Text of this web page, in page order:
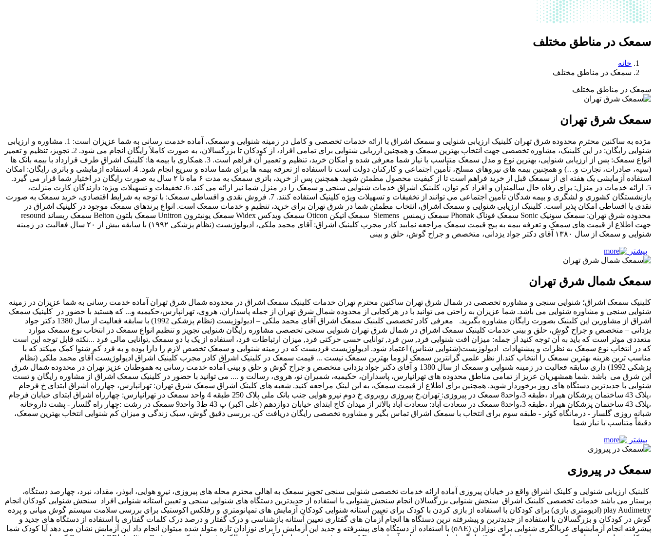
سمعک در مناطق مختلف
خانه
سمعک در مناطق مختلف
سمعک در مناطق مختلف
سمعک شرق تهران
مژده به ساکنین محترم محدوده شرق تهران کلینیک ارزیابی شنوایی و سمعک اشراق با ارائه خدمات تخصصی و کامل در زمینه شنوایی و سمعک، آماده خدمت رسانی به شما عزیزان است: 1. مشاوره و ارزیابی
شنوایی رایگان: در این کلینیک، مشاوره تخصصی جهت انتخاب بهترین سمعک و همچنین ارزیابی شنوایی برای تمامی افراد، از کودکان تا بزرگسالان، به صورت کاملاً رایگان انجام می شود. 2. تجویز، تنظیم و تعمیر
انواع سمعک: پس از ارزیابی شنوایی، بهترین نوع و مدل سمعک متناسب با نیاز شما معرفی شده و امکان خرید، تنظیم و تعمیر آن فراهم است. 3. همکاری با بیمه ها: کلینیک اشراق طرف قرارداد با بیمه بانک ها
(سپه، صادرات، تجارت و…) و همچنین بیمه های نیروهای مسلح، تأمین اجتماعی و کارکنان دولت است تا استفاده از تعرفه بیمه ها برای شما ساده و سریع انجام شود. 4. استفاده آزمایشی و باتری رایگان: امکان
استفاده آزمایشی یک هفته ای از سمعک قبل از خرید فراهم است تا از کیفیت محصول مطمئن شوید. همچنین پس از خرید، باتری سمعک به مدت ۶ ماه تا ۲ سال به صورت رایگان در اختیار شما قرار می گیرد.
5. ارائه خدمات در منزل: برای رفاه حال سالمندان و افراد کم توان، کلینیک اشراق خدمات شنوایی سنجی و سمعک را در منزل شما نیز ارائه می کند. 6. تخفیفات و تسهیلات ویژه: دارندگان کارت منزلت،
بازنشستگان کشوری و لشگری و بیمه شدگان تأمین اجتماعی می توانند از تخفیفات و تسهیلات ویژه کلینیک استفاده کنند. 7. فروش نقدی و اقساطی سمعک: با توجه به شرایط اقتصادی، خرید سمعک به صورت
نقدی یا اقساطی امکان پذیر است. کلینیک ارزیابی شنوایی و سمعک اشراق، انتخاب مطمئن شما در شرق تهران برای خرید، تنظیم و خدمات سمعک است. انواع برندهای سمعک موجود در کلینیک اشراق در
محدوده شرق تهران: سمعک سونیک Sonic سمعک فوناک Phonak سمعک زیمنس Siemens سمعک اتیکن Oticon سمعک ویدکس Widex سمعک یونیترون Unitron سمعک بلتون Belton سمعک ریساند resound
جهت اطلاع از قیمت های سمعک و تعرفه بیمه به پیج قیمت سمعک مراجعه نمایید کادر مجرب کلینیک اشراق: آقای محمد ملکی، ادیولوژیست (نظام پزشکی ۱۹۹۲) با سابقه بیش از ۲۰ سال فعالیت در زمینه
شنوایی و سمعک از سال ۱۳۸۰ آقای دکتر جواد یزدانی، متخصص و جراح گوش، حلق و بینی
بیشتر
سمعک شمال شرق تهران
کلینیک سمعک اشراق؛ شنوایی سنجی و مشاوره تخصصی در شمال شرق تهران ساکنین محترم تهران خدمات کلینیک سمعک اشراق در محدوده شمال شرق تهران آماده خدمت رسانی به شما عزیزان در زمینه
شنوایی سنجی و مشاوره شنوایی می باشد. شما عزیزان به راحتی می توانید با در هرکجایی از محدوده شمال شرق تهران از جمله پاسداران، هروی، تهرانپارس،حکیمیه و... که هستید با حضور در کلینیک سمعک
اشراق از مشاورین این کلینیک بصورت رایگان مشاوره بگیرید. معرفی کادر تخصصی کلینیک سمعک اشراق آقای محمد ملکی – ادیولوژیست (نظام پزشکی 1992) با سابقه فعالیت از سال 1380 دکتر جواد
یزدانی – متخصص و جراح گوش، حلق و بینی خدمات کلینیک سمعک اشراق در شمال شرق تهران شنوایی سنجی تخصصی مشاوره رایگان شنوایی تجویز و تنظیم انواع سمعک در انتخاب نوع سمعک موارد
متعددی موثر است که باید به آن توجه کنید از جمله: میزان افت شنوایی فرد, سن فرد, توانایی حسی حرکتی فرد, میزان ارتباطات فرد، استفاده از یک یا دو سمعک ,توانایی مالی فرد ...نکته قابل توجه این است
که در انتخاب نوع سمعک به نظرات و پیشنهادات ادیولوژیست(شنوایی شناس) اعتماد شود. ادیولوژیست فردیست که در زمینه شنوایی و سمعک تخصص لازم را دارا بوده و به فرد کم شنوا کمک میکند که با
مناسب ترین هزینه بهترین سمعک را انتخاب کند.از نظر علمی گرانترین سمعک لزوما بهترین سمعک نیست ... قیمت سمعک در کلینیک اشراق کادر مجرب کلینیک اشراق ادیولوژیست آقای محمد ملکی (نظام
پزشکی 1992) داری سابقه فعالیت در زمینه شنوایی و سمعک از سال 1380 و آقای دکتر جواد یزدانی متخصص و جراح گوش و حلق و بینی آماده خدمت رسانی به هموطنان عزیز تهران در محدوده شمال شرق
این شرق می باشد .شما همشهریان عزیز از تمامی مناطق محدوده های تهرانپارس، پاسداران، حکیمیه، شمیران نو، هروی، رسالت و .... می توانید با حضور در کلینیک سمعک اشراق از مشاوره رایگان و تست
شنوایی با جدیدترین دستگاه های روز برخوردار شوید. همچنین برای اطلاع از قیمت سمعک، به این لینک مراجعه کنید. شعبه های کلینک اشراق سمعک شرق تهران: تهرانپارس، چهارراه اشراق ابتدای خ فرجام
،پلاک 43 ساختمان پزشکان هیراد ،طبقه 3،واحد8 سمعک در پیروزی: تهران.خ پیروزی روبروی خ دوم نیرو هوایی جنب بانک ملی پلاک 250 طبقه 4 واحد سمعک در تهرانپارس: چهارراه اشراق ابتدای خیابان فرجام
،پلاک 43 ساختمان پزشکان هیراد ،طبقه 3،واحد8 سمعک در سعادت آباد: سعادت آباد بالاتر از میدان کاج ابتدای خیابان دوازدهم (علی اکبر) پ 43 ط3 واحد9 سمعک در رشت :چهار راه گلسار - پشت داروخانه
شبانه روزی گلسار - درمانگاه کوثر - طبقه سوم برای انتخاب با سمعک اشراق تماس بگیر و مشاوره تخصصی رایگان دریافت کن. بررسی دقیق گوش، سبک زندگی و میزان کم شنوایی انتخاب بهترین سمعک،
دقیقاً متناسب با نیاز شما
بیشتر
سمعک در پیروزی
کلینیک ارزیابی شنوایی و کلینک اشراق واقع در خیابان پیروزی آماده ارائه خدمات تخصصی شنوایی سنجی تجویز سمعک به اهالی محترم محله های پیروزی، نیرو هوایی، ابوذر، مقداد، نبرد، چهارصد دستگاه، پرستار می باشد خدمات تخصصی کلینیک اشراق سنجش شنوایی بزرگسالان انجام سنجش شنوایی با استفاده از جدیدترین دستگاه های شنوایی سنجی و تعیین آستانه شنوایی افراد سنجش شنوایی کودکان انجام play Audimetry (ادیومتری بازی) برای کودکان با استفاده از بازی کردن با کودک برای تعیین آستانه شنوایی کودکان آزمایش های تمپانومتری و رفلکس اکوستیک برای بررسی سلامت سیستم گوش میانی و پرده گوش در کودکان و بزرگسالان با استفاده از جدیدترین و پیشرفته ترین دستگاه ها انجام آزمان های گفتاری تعیین آستانه بازشناسی و درک گفتار و درصد درک کلمات گفتاری با استفاده از دستگاه های جدید و پیشرفته انجام آزمایشهای غربالگری شنوایی برای نوزادان (oAE) با استفاده از دستگاه های پیشرفته و جدید این آزمایش را برای نوزادان تازه متولد شده میتوان انجام داد این آزمایش نشان می دهد آیا کودک شما مشکل شنوایی دارد یا خیر که در بدو تولد ۱ ماهگی و ۳ ماهگی انجام می شود این آزمایش بهoAE معروف می باشد. انجام آزمون های الکتروفیزیولوژیک AuditoryBrainstemیاResponse ABR که برای تخمین آستانه شنوایی نوزادان کودکان و بزرگسالان و مانیتورینگ عصب شنوایی کاربرد دارد و با جدیدترین و پیشرفته ترین دستگاه ها انجام می شود Electro cochleography یاECG که برای بررسی وجود بیماری منییر کاربرد دارد. vestibulo evoked Myogenic potential یاvemp جهت بررسی سیستم تعادل دهلیزی و عصب دهلیزی تحتانی مورد استفاده قرار میگیرد تجویز انواع سمعکها با مدل ها و تکنولوژی و برندهای مختلف در کلینیک اشراق با جدیدترین دستگاه های شنوایی و تنظیم و متخصصین شنوایی متبحر آماده ارائه انواع پشت گوش داخل گوش و... با تکنولوژی های مختلف دیجیتال هوشمند و هوشمند وایرلس و انواع برند های معروف دنیا(اتیکن،زیمنس،ویدکس و سمعک فوناک و....)باشد ساخت انواع قالب کلینیک اشراق آماده ساخت و ارائه انواع قالب سمعک و قالب های ضد آب و ضد صوت برای شما مددجویان گرامی می باشد قالب هایی که ساخته می شود که به صورت نرم و سخت و سیلیکونی می باشند تعمیر انواع دستگاه کلینیک اشراق در پیروزی آماده پذیرش ت عمیر انواع با برندهای مختلف و ارائه خدمات تنظیمی بعد از تعمیر می باشد اقدامات رفاهی تسهیلات و تخفیفات ویژه اقساط به صورت توافقی تعویض دستگاه شنوایی سنجی کهنه و قدیمی جدید با تخفیفات ویژه استفاده از آزمایش طرف قرارداد با بیمه ها(بانک تجارت ،صادرات،سپه) تنظیمات دو ه ای رایگان گارانتی ۲ ساله و خدمات پس از فروش ۵ تا ۱۰ ساله باطری رایگان ۶ ماهه مشاوره ایگان سیستم شنوایی ما چگونه کار می کند؟ سیستم شنوایی ما از چهار بخش تشکیل شده است که شامل: گوش خارجی که از لاله گوش و مجزا گوش تشکیل شده است . گوش میانی که شامل پرده و استخوانچه های گوش میانی است. گوش داخلی که از حلزون و اندام های تعادلی تشکیل شده است. سیستم عصبی شنوایی که از عصب شنوایی و راه های عصب که از طریق ساقه مغز به مغز می شود. وظیفه گوش خارجی جمع آوری صدا ها و تقویت و فیلتر کردن آن مخصوصاً در فرکانس های گفتاری است طراحی گوش خارجی به صورتی است که بیش تر فرکانس های گفتاری را تقویت کرده به جهت یابی و مکان یابی صدا نیز کمک می کند برده و گوش میانی وظیفه اش انتقال و تقویت صدا به گوش داخلی می باشد که این تقویت در فرکانس های گفتاری بیشتر انجام می دهد . در گوش داخلی امواج صوتی تقویت شده به امواج الکتریکی تبدیل شده و از طریق عصب شنوایی به ساقه مغز و مغز فرستاده می شود هرگونه اختلال در این بخش های سیستم شنوایی باعث کم شنوایی در انسان میشود که به آن می پردازیم. انواع کم شنوایی و میزان کارآیی کم شنوایی حسی در این نوع کم شنوایی سلولهای مویی حلزون آسیب می بیند که به علل مختلف از جمله افزایش سن و وراثت قرار گرفتن در معرض اصوات بلند استفاده از داروهای اتوتوکسیک و.... ایجاد می شود در این کم شنوایی ها بسته به میزان کم شنوایی و میزان درک گفتار معمولاً کارایی خوبی دارند فقط در بعضی از کم شنوایی ها در فرکانس های بالا هستند ممکن است کارایی در حد متوسط باشد. کم شنوایی انتقالی در این کم شنوایی راه های انتقال صوت که گوش خارجی یا گوش میانی و پرده دچار مشکل میشوند این مشکلات بر اثر عفونت گوش میانی یا اختلالات مادرزادی مجرا و لاله گوش یا گوش میانی به وجود می آید که با درمان دارویی یا جراحی ممکن است این اختلالات بر طرف شود و اگر برطرف نشود این افراد می توانند از استفاده کنند که کارایی برای این افراد بسیار بالا می باشد و بیشترین بهره را می توانند از را ببرند. کم شنوایی عصبی در این نوع کم شنوایی مسیرهای عصبی از حلزون به سمت مغز دچار مشکل میشوند در این نوع کم شنوایی ممکن است کارآیی کمی داشته باشد اما توصیه می شود این افراد حتماً از استفاده نمایند اجزای تشکیل دهنده -میکروفن: که صداها را جمع آوری کرده و تبدیل به امواج الکترونیکی می کند -آمپلی فایر: مسئول تقویت امواج الکترونیکی و انجام تغییرات مورد نظر -رسیور: تبدیل امواج الکترونیکی به امواج صوتی و فرستادن آن به گوش این اجزا در داخل یک پوسته در داخل یا پشت گوش قرار می گیرند که در همه موجود می باشند چگونه می توانم متوجه شوم که به سمعک احتیاج داریم؟ اگر فکر می کنید دچار کم شنوایی هستید و در زندگی روزمره دچار اختلال شده اید به پزشک متخصص گوش و حلق و بینی مراجعه کنید متخصص بعد از معاینه شما را برای انجام آزمایش شنوایی سنجی به کلینیک معرفی می کند آزمایش شنوایی برای شما انجام می شود و مقدار و نوع کم شنوایی شما مشخص شده شما می توانید با مراجعه به کلینیک شنوایی سنجی اشراق از میزان کم شنوایی خود اطلاع پیدا کنید. چه مدل دستگاه هایی موجود می باشد؟ در کلینیک اشراق انواع دستگاه های کمک شنوایی با فناوری ها و طراحی های گوناگون ارائه می شود که در ادامه به بررسی آن ها می پردازیم. دسته بندی دستگاه های شنوایی سنجی از جهت شکل پشت گوشی یا BTE تمام اجزا و قطعات اصلی این دستگاه ها در محفظه ای در پشت گوش قرار می گیرند و از طریق لوله و قالب به گوش متصل می شوند. از مزایای این مدل ها می توان به مصرف پایین باتری و مقاومت بالا در برابر شرایط مختلف اشاره کرد. این مدل برای انواع مختلف کم شنوایی مناسب است. اما یکی از معایب آن قابلیت دیده شدن دستگاه است که ممکن است برای برخی افراد آزاردهنده باشد. انواع های پشت گوش -پشت گوشی کوچک یا Mini BTE -پشت گوشی استاندارBTES -پشت گوشی پاور BTEP -پشت گوشی سوپر پاور BTE SP ۲- دستگاه های کمک شنوایی داخل گوش قطعات این دستگاه ها در محفظه و پوسته ای در داخل گوش قرار می گیرند که به دو صورت سفارشی و از پیش ساخته شده موجود هستند. از مزایای این مدل ها می توان به کوچک بودن، عدم دید و کیفیت صدای خوب اشاره کرد. از معایب آن ها نیز می توان به مصرف بالای باتری و محدودیت استفاده در برخی از انواع کم شنوایی و سنین پایین کودکان اشاره کرد. انواع دستگاه های کمک شنوایی داخل گوش: ITE یا مدل های درون صفحه گوش ITC یا مدل های درون مجرای گوش CIC یا مدل های کاملاً درون مجرا یا نسبتا نامرئی IIC مدل های کاملاً نامرئی ۳-سمعکهای پشت گوشی Ric (رسیور داخل گوشی) این دستگاه های کمک شنوایی مشابه مدل های پشت گوش هستند و بر روی گوش قرار می گیرند، اما رسیور این دستگاه ها در داخل مجرای گوش قرار می گیرد و از طریق سیم بسیار ریز به بدنه متصل می شود. به دلیل جدایی رسیور از بدنه، اندازه این مدل ها کوچکتر شده و برای افرادی که به سمعک نامرئی بودن دستگاه اهمیت می دهند، گزینه مناسبی به شمار می آید. علاوه بر این، مدل های نامرئی می توانند انتخاب خوبی برای این افراد باشند. این دستگاه ها با توجه به قدرت های مختلف رسیورها برای انواع کم شنوایی مناسب هستند. از مزایای این مدل ها می توان به کوچک بودن، قدرت بالاتر و کیفیت صدای خوب اشاره کرد، در حالی که معایب آن ها شامل خرابی زودهنگام رسیورها و محدودیت استفاده در برخی انواع کم شنوایی می باشد. ۴-سمعکهای جیبی یکی از قدیمی ترین مدل های دستگاه های کمک شنوایی، مدل های آب است که رسیور آن ها از طریق سیم سه شاخه یا دوشاخه به بدنه متصل می شود و طرف دیگر از طریق یک قالب در داخل مجرای گوش قرار می گیرد. باتری این دستگاه ها از نوع قطعی بوده و دارای ولوم کنترل و کلید تغییر برنامه هستند. این مدل ها برای کم شنوایی های شدید و عمیق مناسب هستند و مصرف باتری بسیار پایینی دارند. از مزایای این دستگاه ها می توان به مصرف انرژی پایین و راحتی استفاده برای افراد سالمند اشاره کرد، در حالی که معایب آن ها شامل اندازه بزرگ و کیفیت صدای پایین می باشد. ۵-سمعک های عینکی این دستگاه های کمک شنوایی برای افرادی که دچار مشکلات شنوایی و بینایی هستند، مناسب می باشند. قطعات تشکیل دهنده این دستگاه ها در دسته عینک قرار می گیرد و معمولاً به صورت دوگوشی عرضه می شود. از معایب این مدل ها می توان به سنگین بودن آن ها و نبود تنوع در طراحی اشاره کرد. ۶-سمعک های استخوانی این دستگاه های کمک شنوایی برای افرادی که دچار کم شنوایی انتقالی هستند، عفونت گوش دارند یا به علت مشکلات مادرزادی فاقد مجرای گوش و لاله گوش هستند و نمی توانند از مدل های مرسوم استفاده کنند، مناسب می باشند. دستگاه های استخوانی هم قابل کاشت هستند و هم غیر قابل کاشت. نوع غیر قابل کاشت این دستگاه ها به چند مدل تل دار، Adhear (چسبنده) و عینکی تقسیم بندی می شوند. به دلیل تکنولوژی خاص این دستگاه ها، قیمت آن ها معمولاً بالا است. دسته بندی دستگاه های کمک شنوایی از جهت تکنولوژی دستگاه های کمک شنوایی از نظر تکنولوژی به چهار دسته دیجیتال، آنالوگ، هوشمند و هوشمند وایرلس تقسیم می شوند. ۱- دستگاه های کمک شنوایی آنالوگ این دستگاه ها امواج صوتی را به امواج الکتریکی تبدیل کرده و پس از تقویت مجدد، در رسیور دستگاه به امواج صوتی تبدیل می کنند. دستگاه های آنالوگ تنظیمات محدودی دارند و معمولاً متخصص شنوایی تنظیمات آن ها را به صورت دستی انجام می دهد ۲- دستگاه های کمک شنوایی دیجیتال امواج صوتی را بعد از تبدیل به امواج الکتریکی به کدهای محدودی مشابه کدهای رایانه تبدیل کرده و سپس آن را تقویت میکند. تنظیمات دستگاه از طریق این کد ها راحت تر بوده و انعطاف آن بالاتر می رود متخصص شنوایی با استفاده از از کامپیوتر به راحتی می توانندشدت فرکانس صدا و یا موارد مورد نظر خود را انجام دهد اندازه این دستگاه ها کوچکتر از دستگاه آنالوگ بود با قوی تر از آنها می باشد ۳-دستگاه کمک شنوایی هوشمند همان سبک های دیجیتال پیشرفته می باشند که با توجه به محیط های مختلف قابلیت تنظیم خودکار داشته و دارای کانال و باندهای بیشتری بوده و از تکنولوژی میکروفون های پیشرفته در این دستگاه استفاده شده این دستگاه ها قابلیت تنظیم بالایی دارند و متخصص شنوایی با توجه به شرایط شنوایی موجود می تواند آن را تنظیم کند ۴-دستگاه های کمک شنوایی هوشمند وایرلس علاوه بر هوشمندی دارای امواج بی سیم بوده که می توانند از طریق این امواج به سایر وسایل صوتی و تصویری و گوشی های همراه و شود این سمعکها دارای قابلیت شخصی سازی بالایی دارند دارای اپلیکیشن های تنظیمی مربوط به تلفن های همراه می باشد کدام دستگاه کم شنوایی برای من بهترین عملکرد را دارد؟ بهترین دستگاه کمک شنوایی برای شما بستگی به میزان کم شنوایی، نوع آن، سن و شغل شما دارد. بهترین توصیه معمولاً استفاده از دو دستگاه برای هر دو گوش است. استفاده از دو دستگاه کمک شنوایی به شما کمک می کند تا گفتار را بهتر درک کنید و جهت یابی صدا برای شما آسان تر شود. متخصص شنوایی با توجه به شرایط خاص شما و نیازها و شیوه زندگی تان، بهترین گزینه را برای شما انتخاب